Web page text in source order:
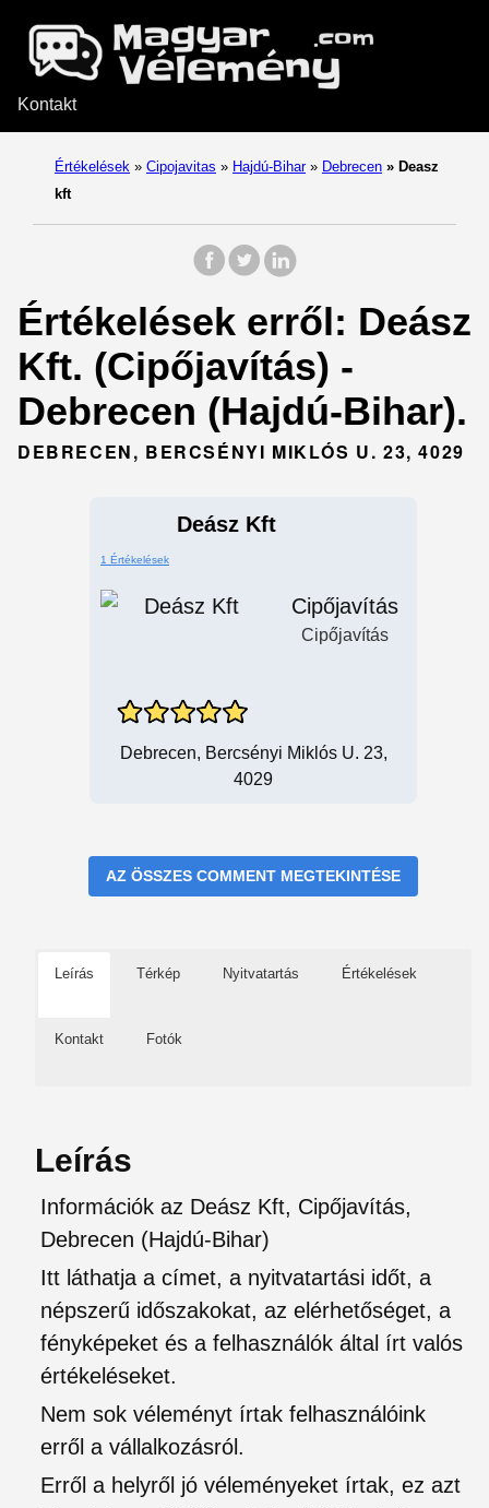
Kontakt
Értékelések » Cipojavitas » Hajdú-Bihar » Debrecen » Deasz
kft
Értékelések erről: Deász
Kft. (Cipőjavítás) -
Debrecen (Hajdú-Bihar).
DEBRECEN, BERCSÉNYI MIKLÓS U. 23, 4029
Deász Kft
1 Értékelések
Cipőjavítás
Cipőjavítás
Debrecen, Bercsényi Miklós U. 23,
4029
AZ ÖSSZES COMMENT MEGTEKINTÉSE
Leírás Térkép Nyitvatartás Értékelések
Kontakt Fotók
Leírás
Információk az Deász Kft, Cipőjavítás,
Debrecen (Hajdú-Bihar)
Itt láthatja a címet, a nyitvatartási időt, a
népszerű időszakokat, az elérhetőséget, a
fényképeket és a felhasználók által írt valós
értékeléseket.
Nem sok véleményt írtak felhasználóink
erről a vállalkozásról.
Erről a helyről jó véleményeket írtak, ez azt